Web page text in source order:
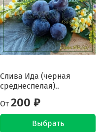
Слива Ида (черная
среднеспелая)..
От 200 ₽
Выбрать